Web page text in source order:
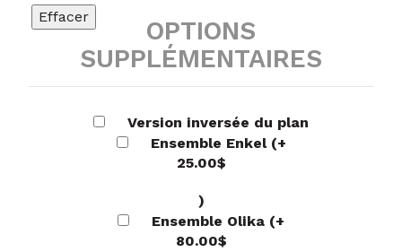
Effacer
OPTIONS
SUPPLÉMENTAIRES
Version inversée du plan
Ensemble Enkel (+
25.00$
)
Ensemble Olika (+
80.00$